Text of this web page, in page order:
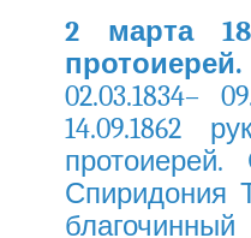
2 марта
02.03.1834–
14.09.1862
Спиридония